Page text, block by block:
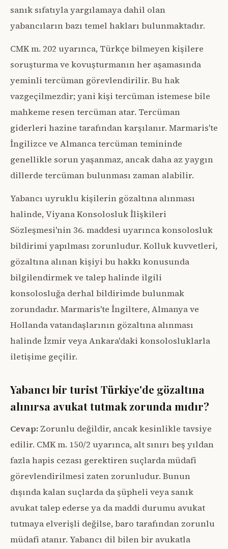
sanık sıfatıyla yargılamaya dahil olan
yabancıların bazı temel hakları bulunmaktadır.
CMK m. 202 uyarınca, Türkçe bilmeyen kişilere
soruşturma ve kovuşturmanın her aşamasında
yeminli tercüman görevlendirilir. Bu hak
vazgeçilmezdir; yani kişi tercüman istemese bile
mahkeme resen tercüman atar. Tercüman
giderleri hazine tarafından karşılanır. Marmaris'te
İngilizce ve Almanca tercüman temininde
genellikle sorun yaşanmaz, ancak daha az yaygın
dillerde tercüman bulunması zaman alabilir.
Yabancı uyruklu kişilerin gözaltına alınması
halinde, Viyana Konsolosluk İlişkileri
Sözleşmesi'nin 36. maddesi uyarınca konsolosluk
bildirimi yapılması zorunludur. Kolluk kuvvetleri,
gözaltına alınan kişiyi bu hakkı konusunda
bilgilendirmek ve talep halinde ilgili
konsolosluğa derhal bildirimde bulunmak
zorundadır. Marmaris'te İngiltere, Almanya ve
Hollanda vatandaşlarının gözaltına alınması
halinde İzmir veya Ankara'daki konsolosluklarla
iletişime geçilir.
Yabancı bir turist Türkiye'de gözaltına
alınırsa avukat tutmak zorunda mıdır?
Cevap: Zorunlu değildir, ancak kesinlikle tavsiye
edilir. CMK m. 150/2 uyarınca, alt sınırı beş yıldan
fazla hapis cezası gerektiren suçlarda müdafi
görevlendirilmesi zaten zorunludur. Bunun
dışında kalan suçlarda da şüpheli veya sanık
avukat talep ederse ya da maddi durumu avukat
tutmaya elverişli değilse, baro tarafından zorunlu
müdafi atanır. Yabancı dil bilen bir avukatla